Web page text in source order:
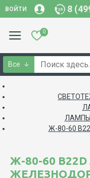
ВОЙТИ 8
0
Все
Ж-80-60
Ж-80-60